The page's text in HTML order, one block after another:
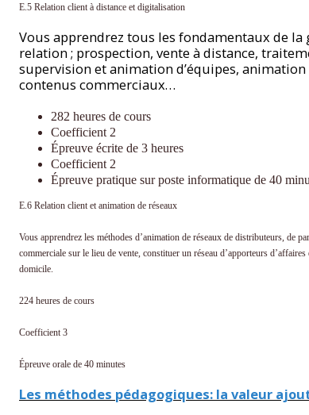
E.5 Relation client à distance et digitalisation
Vous apprendrez tous les fondamentaux de
relation ; prospection, vente à distance,
supervision et animation d’équipes,
contenus commerciaux…
282 heures de cours
Coefficient 2
Épreuve écrite de 3 heures
Coefficient 2
Épreuve pratique sur poste informatique de 40
E.6 Relation client et animation de réseaux
Vous apprendrez les méthodes d’animation de réseaux de distributeurs, de
commerciale sur le lieu de vente, constituer un réseau d’apporteurs
domicile.
224 heures de cours
Coefficient 3
Épreuve orale de 40 minutes
Les méthodes pédagogiques: la valeur